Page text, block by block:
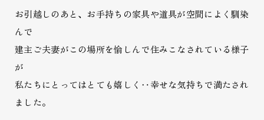
お引越しのあと、お手持ちの家具や道具が空間によく馴染
んで
建主ご夫妻がこの場所を愉しんで住みこなされている様子
が
私たちにとってはとても嬉しく‥幸せな気持ちで満たされ
ました。